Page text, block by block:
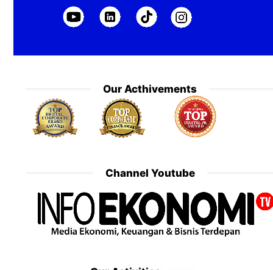
Our Acthivements
Channel Youtube